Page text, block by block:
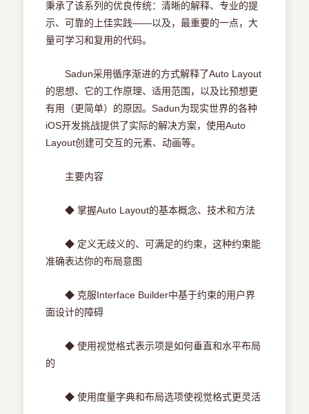
秉承了该系列的优良传统：清晰的解释、专业的提
示、可靠的上佳实践——以及，最重要的一点，大
量可学习和复用的代码。
Sadun采用循序渐进的方式解释了Auto Layout
的思想、它的工作原理、适用范围，以及比预想更
有用（更简单）的原因。Sadun为现实世界的各种
iOS开发挑战提供了实际的解决方案，使用Auto
Layout创建可交互的元素、动画等。
主要内容
◆ 掌握Auto Layout的基本概念、技术和方法
◆ 定义无歧义的、可满足的约束，这种约束能
准确表达你的布局意图
◆ 克服Interface Builder中基于约束的用户界
面设计的障碍
◆ 使用视觉格式表示项是如何垂直和水平布局
的
◆ 使用度量字典和布局选项使视觉格式更灵活